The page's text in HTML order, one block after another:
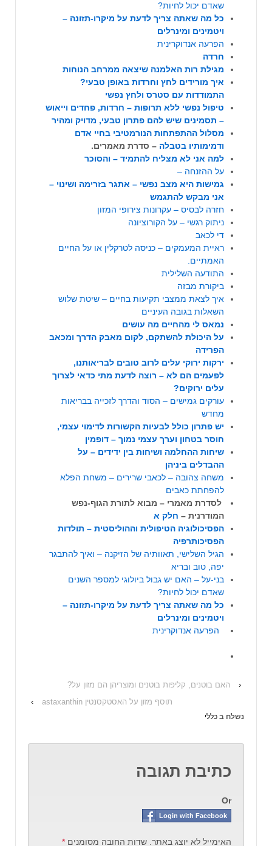
שאדם יכול לחיות?
כל מה שאתה צריך לדעת על מיקרו-תזונה –
ויטמינים ומינרלים
הפרעה אנדוקרינית
חרדה
מגילת רות האלמנה שיצאה ממרחב הנוחות
איך מורידים לחץ וחרדות באופן טבעי?
התמודדות עם סטרס ולחץ נפשי
טיפול נפשי ללא תרופות – חרדות, פחדים וייאוש
– תסמינים שיש להם פתרון טבעי, מדויק ומהיר
מסלול ההתפתחות הנורמטיבי בחיי אדם
ודמימותיו בטבלה – סדרת מאמרים.
למה אני לא מצליח להתמיד – והסוכר
על ההזנחה –
גמישות היא מצב נפשי – אתגר בזרימה ושינוי –
אני מבקש להתגמש
חזרה לבסיס – עקרונות צירופי המזון
ניתוק רגשי – על הקורוציונה
די לכאב
ראיית המעמקים – כניסה לטרקלין או על החיים
האמתיים.
התודעה השלילית
ביקורת מבזה
איך לצאת ממצבי תקיעות בחיים – שיטת שלוש
השאלות בגובה העיניים
נמאס לי מהחיים מה עושים
על היכולת להשתקם, לקום מאבק הדרך ומכאב
הפרידה
ירקות ירוקי עלים לרוב טובים לבריאותנו,
לפעמים הם לא – רוצה לדעת מתי כדאי לצרוך
עלים ירוקים?
עורקים גמישים – הסוד והדרך לזכייה בבריאות
מחדש
יש פתרון כולל לבעיות הקשורות לדימוי עצמי,
חוסר בטחון וערך עצמי נמוך – דופמין
שיחות ההחלמה ושיחות בין ידידים – על
ההבדלים ביניהן
משחה צהובה – לכאבי שרירים – משחת הפלא
להפחתת כאבים
לסדרת מאמרי – מבוא לתורת הגוף-נפש
המודרנית – חלק א
הפסיכולוגיה הטיפולית וההוליסטית – תולדות
הפסיכותרפיה
הגיל השלישי, תאוותיה של הזיקנה – ואיך להתבגר
יפה, טוב ובריא
בני-על – האם יש גבול ביולוגי למספר השנים
שאדם יכול לחיות?
כל מה שאתה צריך לדעת על מיקרו-תזונה –
ויטמינים ומינרלים
הפרעה אנדוקרינית
‹
האם בוטנים, קליפות בוטנים ומוצריהן הם מזון על?
תוסף מזון על האסטקסנטין astaxanthin
›
נשלח ב כללי
כתיבת תגובה
Or
Login with Facebook
האימייל לא יוצג באתר. שדות החובה מסומנים *